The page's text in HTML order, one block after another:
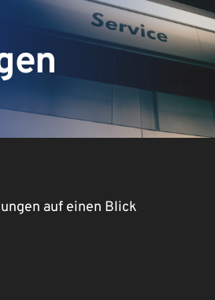
auf einen Blick